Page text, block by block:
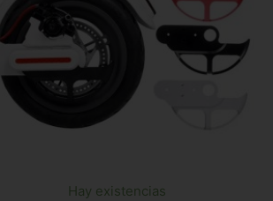
Hay existencias